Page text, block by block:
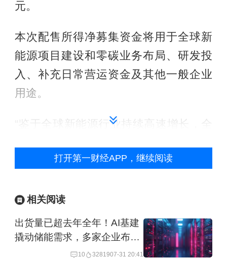
元。
本次配售所得净募集资金将用于全球新
能源项目建设和零碳业务布局、研发投
入、补充日常营运资金及其他一般企业
用途。
“鉴于全球新能源行业持续高速增长，全
力电池及储能电池的市场需求强劲。”宁
遇，进一步巩固公司行业龙头地位，需
加快推进全球化零碳战略落地、加快海
打开第一财经APP，继续阅读
相关阅读
出货量已超去年全年！AI基建
撬动储能需求，多家企业布局
10 3281907-31 20:41